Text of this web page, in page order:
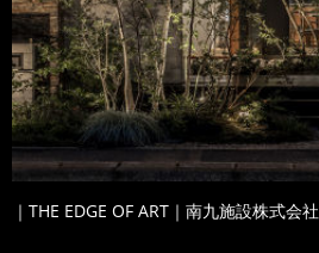
｜THE EDGE OF ART｜南九施設株式会社